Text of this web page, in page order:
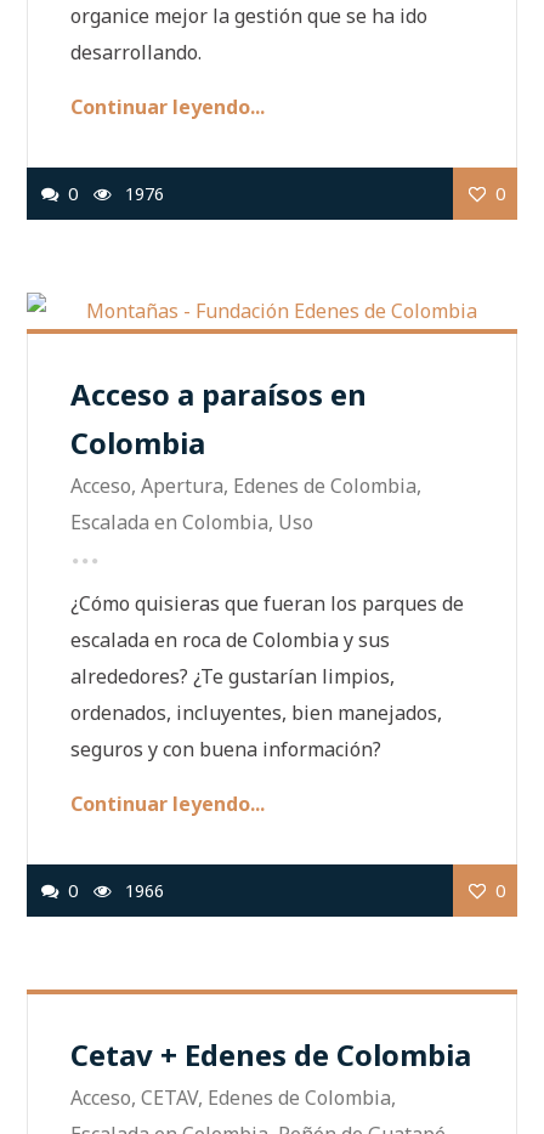
organice mejor la gestión que se ha ido
desarrollando.
Continuar leyendo...
0 1976 0
Acceso a paraísos en
Colombia
Acceso,Apertura, Edenes de Colombia,
Escalada en Colombia, Uso
¿Cómo quisieras que fueran los parques de
escalada en roca de Colombia y sus
alrededores? ¿Te gustarían limpios,
ordenados, incluyentes, bien manejados,
seguros y con buena información?
Continuar leyendo...
0 1966 0
Cetav + Edenes de Colombia
Acceso,CETAV, Edenes de Colombia,